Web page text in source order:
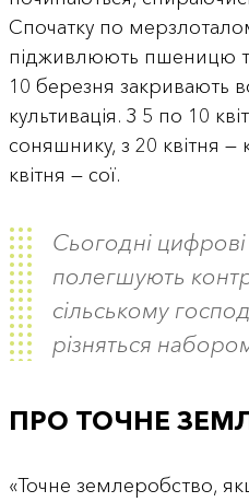
Спочатку по
підживлюють пшеницю
10 березня закривають
культивація. З 5 по 10
соняшнику, з 20 квітня —
квітня — сої.
Сьогодні
полегшують
сільському
різняться
ПРО ТОЧНЕ
«Точне землеробство,